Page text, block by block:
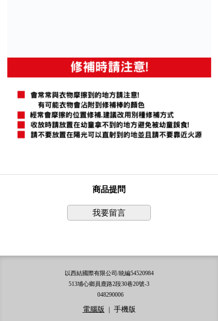
商品提問
我要留言
以西結國際有限公司/統編54520984
513埔心鄉員鹿路2段30巷20號-3
048290006
電腦版 | 手機版